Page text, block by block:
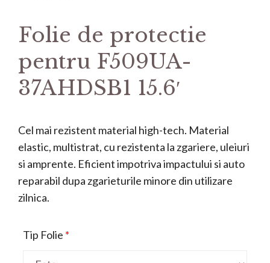
Folie de protectie
pentru F509UA-
37AHDSB1 15.6′
Cel mai rezistent material high-tech. Material
elastic, multistrat, cu rezistenta la zgariere, uleiuri
si amprente. Eficient impotriva impactului si auto
reparabil dupa zgarieturile minore din utilizare
zilnica.
Tip Folie *